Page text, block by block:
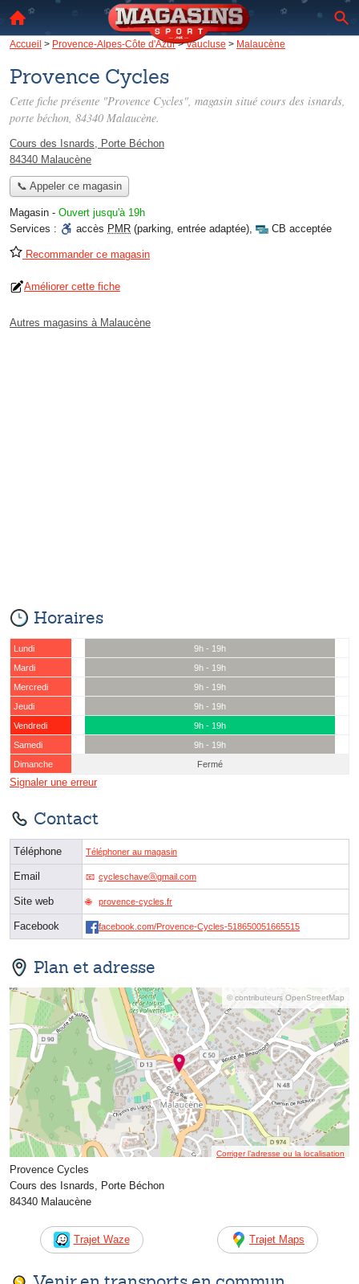
Accueil > Provence-Alpes-Côte d'Azur>Vaucluse > Malaucène
Provence Cycles
Cette fiche présente "Provence Cycles", magasin situé cours des isnards,
porte béchon, 84340 Malaucène.
Cours des Isnards, Porte Béchon
84340 Malaucène
📞 Appeler ce magasin
Magasin - Ouvert jusqu'à 19h
Services :
accès PMR (parking, entrée adaptée), CB acceptée
Recommander ce magasin
Améliorer cette fiche
Autres magasins à Malaucène
Horaires
Lundi
9h - 19h
Mardi
9h - 19h
Mercredi
9h - 19h
Jeudi
9h - 19h
Vendredi
9h - 19h
Samedi
9h - 19h
Dimanche
Fermé
Signaler une erreur
Contact
Téléphone Téléphoner au magasin
Email cycleschaveⓐgmail.com
Site web provence-cycles.fr
Facebook facebook.com/Provence-Cycles-518650051665515
Plan et adresse
© contributeurs OpenStreetMap
Corriger l’adresse ou la localisation
Provence Cycles
Cours des Isnards, Porte Béchon
84340 Malaucène
Trajet Waze Trajet Maps